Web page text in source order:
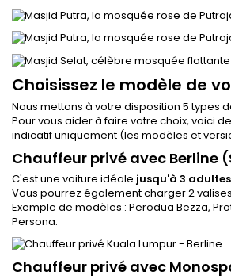
Choisissez le modèle de
Nous mettons à votre disposition 5 types
Pour vous aider à faire votre choix, voici
indicatif uniquement (les modèles et
Chauffeur privé avec Berline
C'est une voiture idéale jusqu'à 3 adultes
Vous pourrez également charger 2
Exemple de modèles : Perodua Bezza,
Persona.
Chauffeur privé avec